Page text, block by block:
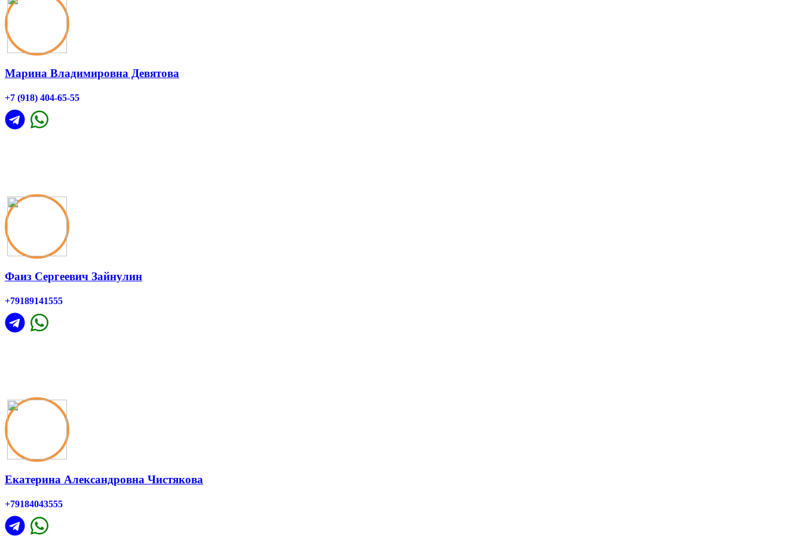
Марина Владимировна Девятова
+7 (918) 404-65-55
Фаиз Сергеевич Зайнулин
+79189141555
Екатерина Александровна Чистякова
+79184043555